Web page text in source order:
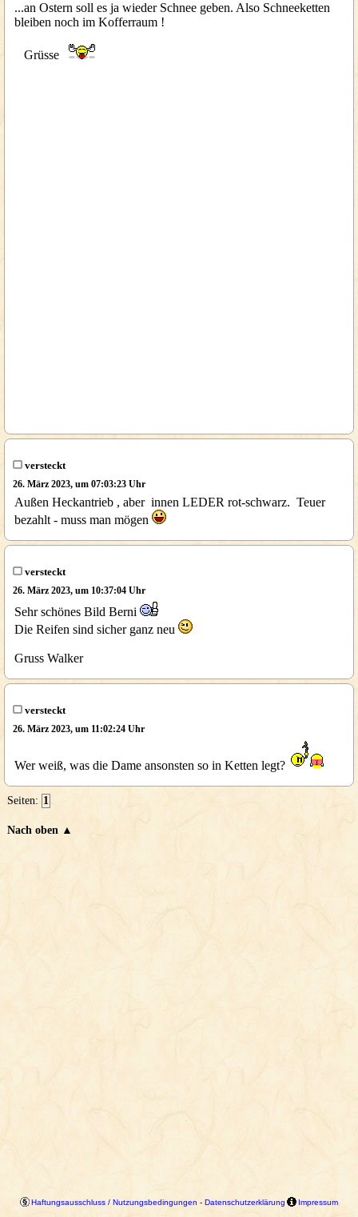
...an Ostern soll es ja wieder Schnee geben. Also Schneeketten
bleiben noch im Kofferraum !
Grüsse
versteckt
26. März 2023, um 07:03:23 Uhr
Außen Heckantrieb , aber innen LEDER rot-schwarz. Teuer
bezahlt - muss man mögen
versteckt
26. März 2023, um 10:37:04 Uhr
Sehr schönes Bild Berni
Die Reifen sind sicher ganz neu
Gruss Walker
versteckt
26. März 2023, um 11:02:24 Uhr
Wer weiß, was die Dame ansonsten so in Ketten legt?
Seiten: 1
Nach oben ▲
Haftungsausschluss / Nutzungsbedingungen - Datenschutzerklärung Impressum